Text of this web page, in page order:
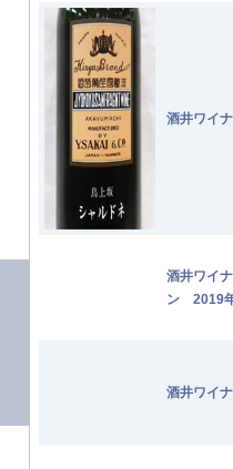
酒井ワイ
酒井ワイ
ン 2019
酒井ワイ